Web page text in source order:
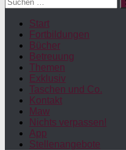
nach:
Start
Fortbildungen
Bücher
Betreuung
Themen
Exklusiv
Taschen und Co.
Kontakt
Maw
Nichts verpassen!
App
Stellenangebote